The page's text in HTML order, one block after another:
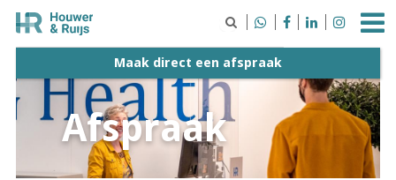
   
Maak direct een afspraak
Afspraak
